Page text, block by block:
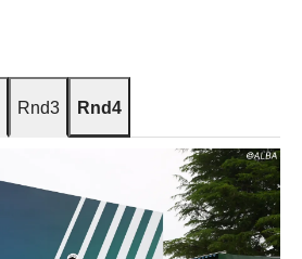
Rnd3 Rnd4